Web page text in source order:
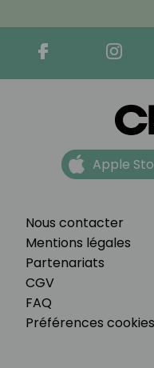
Nous contacter
Mentions légales
Partenariats
CGV
FAQ
Préférences cookies
Apple